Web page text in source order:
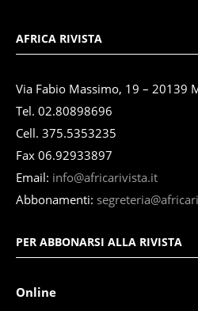
AFRICA RIVISTA
Via Fabio Massimo, 19 – 20139
Tel. 02.80898696
Cell. 375.5353235
Fax 06.92933897
Email: info@africarivista.it
Abbonamenti:
PER ABBONARSI ALLA RIVISTA
Online